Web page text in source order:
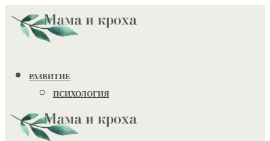
РАЗВИТИЕ
ПСИХОЛОГИЯ
ИГРУШКИ
ЗДОРОВЬЕ